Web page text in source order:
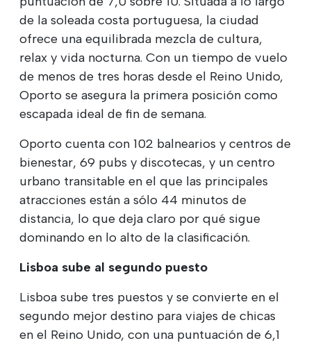
de la soleada costa portuguesa, la ciudad
ofrece una equilibrada mezcla de cultura,
relax y vida nocturna. Con un tiempo de vuelo
de menos de tres horas desde el Reino Unido,
Oporto se asegura la primera posición como
escapada ideal de fin de semana.
Oporto cuenta con 102 balnearios y centros de
bienestar, 69 pubs y discotecas, y un centro
urbano transitable en el que las principales
atracciones están a sólo 44 minutos de
distancia, lo que deja claro por qué sigue
dominando en lo alto de la clasificación.
Lisboa sube al segundo puesto
Lisboa sube tres puestos y se convierte en el
segundo mejor destino para viajes de chicas
en el Reino Unido, con una puntuación de 6,1